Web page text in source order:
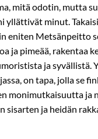
mitä odotin, mutta
yllättivät minut.
eniten Metsänpeitto
ja pimeää, rakentaa
ja syvällistä.
on tapa, jolla se
monimutkaisuutta ja
sisarten ja heidän